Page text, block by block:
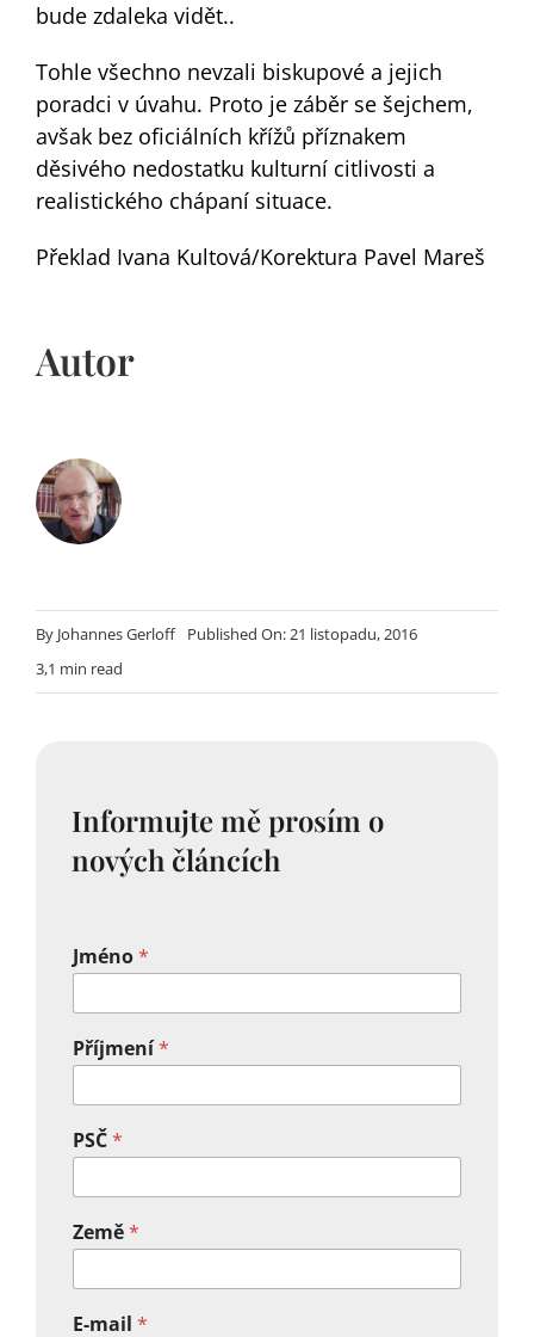
bude zdaleka vidět..
Tohle všechno nevzali biskupové a jejich
poradci v úvahu. Proto je záběr se šejchem,
avšak bez oficiálních křížů příznakem
děsivého nedostatku kulturní citlivosti a
realistického chápaní situace.
Překlad Ivana Kultová/Korektura Pavel Mareš
Autor
By Johannes Gerloff
Published On: 21 listopadu, 2016
3,1 min read
Informujte mě prosím o
nových článcích
Jméno*
Příjmení*
PSČ*
Země*
E-mail *